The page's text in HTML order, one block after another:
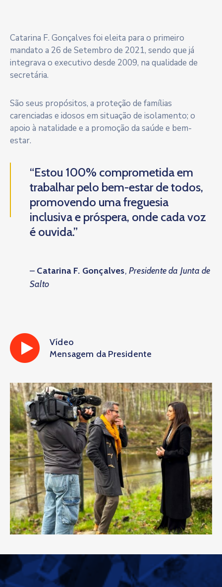
Catarina F. Gonçalves foi eleita para o primeiro
mandato a 26 de Setembro de 2021, sendo que já
integrava o executivo desde 2009, na qualidade de
secretária.
São seus propósitos, a proteção de famílias
carenciadas e idosos em situação de isolamento; o
apoio à natalidade e a promoção da saúde e bem-
estar.
“Estou 100% comprometida em
trabalhar pelo bem-estar de todos,
promovendo uma freguesia
inclusiva e próspera, onde cada voz
é ouvida.”
– Catarina F. Gonçalves, Presidente da Junta de
Salto
Vídeo
Mensagem da Presidente